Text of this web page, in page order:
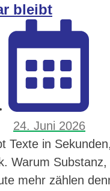
bleibt
24. Juni 2026
Texte in
Warum
mehr zählen